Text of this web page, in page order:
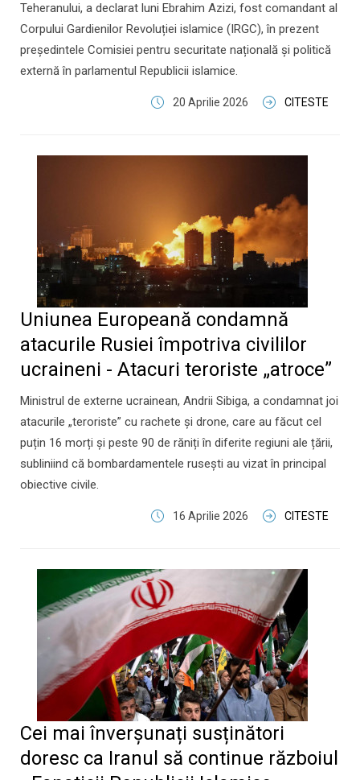
Teheranului, a declarat luni Ebrahim Azizi, fost comandant al
Corpului Gardienilor Revoluției islamice (IRGC), în prezent
președintele Comisiei pentru securitate națională și politică
externă în parlamentul Republicii islamice.
20 Aprilie 2026 CITESTE
Uniunea Europeană condamnă
atacurile Rusiei împotriva civililor
ucraineni - Atacuri teroriste „atroce”
Ministrul de externe ucrainean, Andrii Sibiga, a condamnat joi
atacurile „teroriste” cu rachete și drone, care au făcut cel
puțin 16 morți și peste 90 de răniți în diferite regiuni ale țării,
subliniind că bombardamentele rusești au vizat în principal
obiective civile.
16 Aprilie 2026 CITESTE
Cei mai înverșunați susținători
doresc ca Iranul să continue războiul